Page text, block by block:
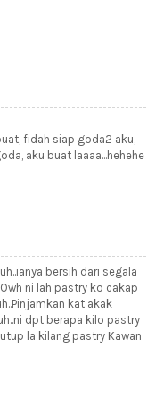
fidah siap goda2 aku,
aku buat laaaa...hehehe
bersih dari segala
ni lah pastry ko cakap
kat akak
dpt berapa kilo pastry
la kilang pastry Kawan